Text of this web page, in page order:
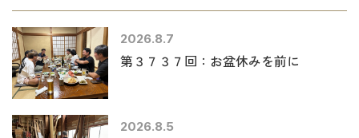
2026.8.7
第３７３７回：お盆休みを前に
2026.8.5